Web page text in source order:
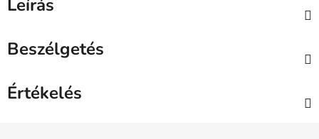
Leírás
Beszélgetés
Értékelés